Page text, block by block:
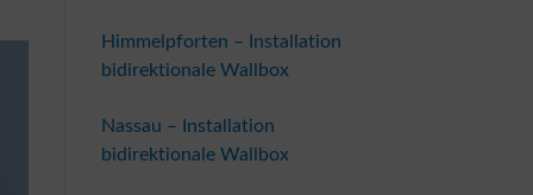
Himmelpforten – Installation
bidirektionale Wallbox
Nassau – Installation
bidirektionale Wallbox